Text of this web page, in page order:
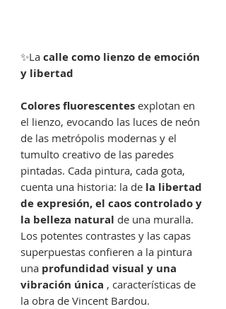
✨La calle como lienzo de emoción
y libertad
Colores fluorescentes explotan en
el lienzo, evocando las luces de neón
de las metrópolis modernas y el
tumulto creativo de las paredes
pintadas. Cada pintura, cada gota,
cuenta una historia: la de la libertad
de expresión, el caos controlado y
la belleza natural de una muralla.
Los potentes contrastes y las capas
superpuestas confieren a la pintura
una profundidad visual y una
vibración única , características de
la obra de Vincent Bardou.